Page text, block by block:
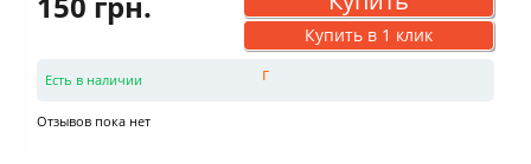
Купить в 1 клик
Есть в наличии
Отзывов пока нет